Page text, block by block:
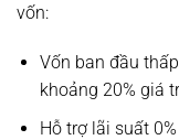
vốn:
Vốn ban đầu
khoảng 20% giá
Hỗ trợ lãi suất